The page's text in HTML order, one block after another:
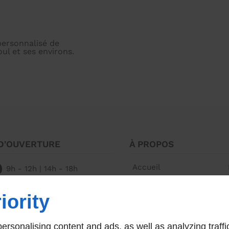
de
et ses environs.
9h - 12h | 14h - 18h
À PROPOS
Accueil
Contactez-nous
content and ads, as well as analyzing